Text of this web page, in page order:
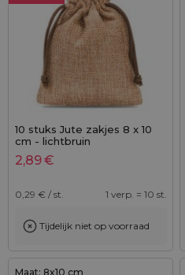
10 stuks Jute zakjes 8 x 10
cm - lichtbruin
2,89€
0,29 € / st. 1 verp. = 10 st.
Tijdelijk niet op voorraad
Maat: 8x10 cm